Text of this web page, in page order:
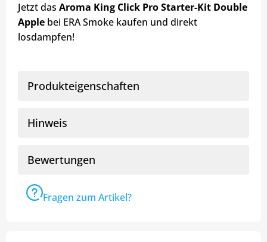
Jetzt das Aroma King Click Pro Starter-Kit Double
Apple bei ERA Smoke kaufen und direkt
losdampfen!
Produkteigenschaften
Hinweis
Bewertungen
Fragen zum Artikel?